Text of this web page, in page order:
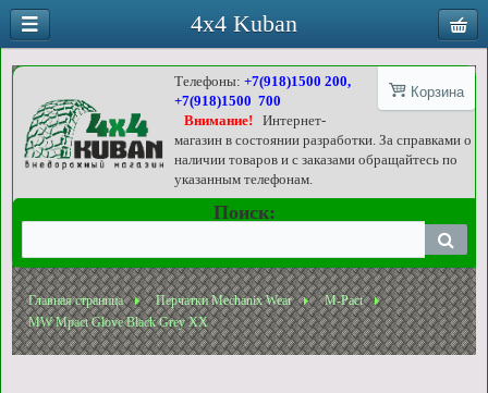
Корзина
Телефоны:+7(918)1500 200,
+7(918)1500 700
Внимание!
Интернет-
магазин в состоянии разработки. За справками о
наличии товаров и с заказами обращайтесь по
указанным телефонам.
Поиск:
Главная страница Перчатки Mechanix Wear
M-Pact
MW Mpact Glove Black Grey XX
4x4 Kuban